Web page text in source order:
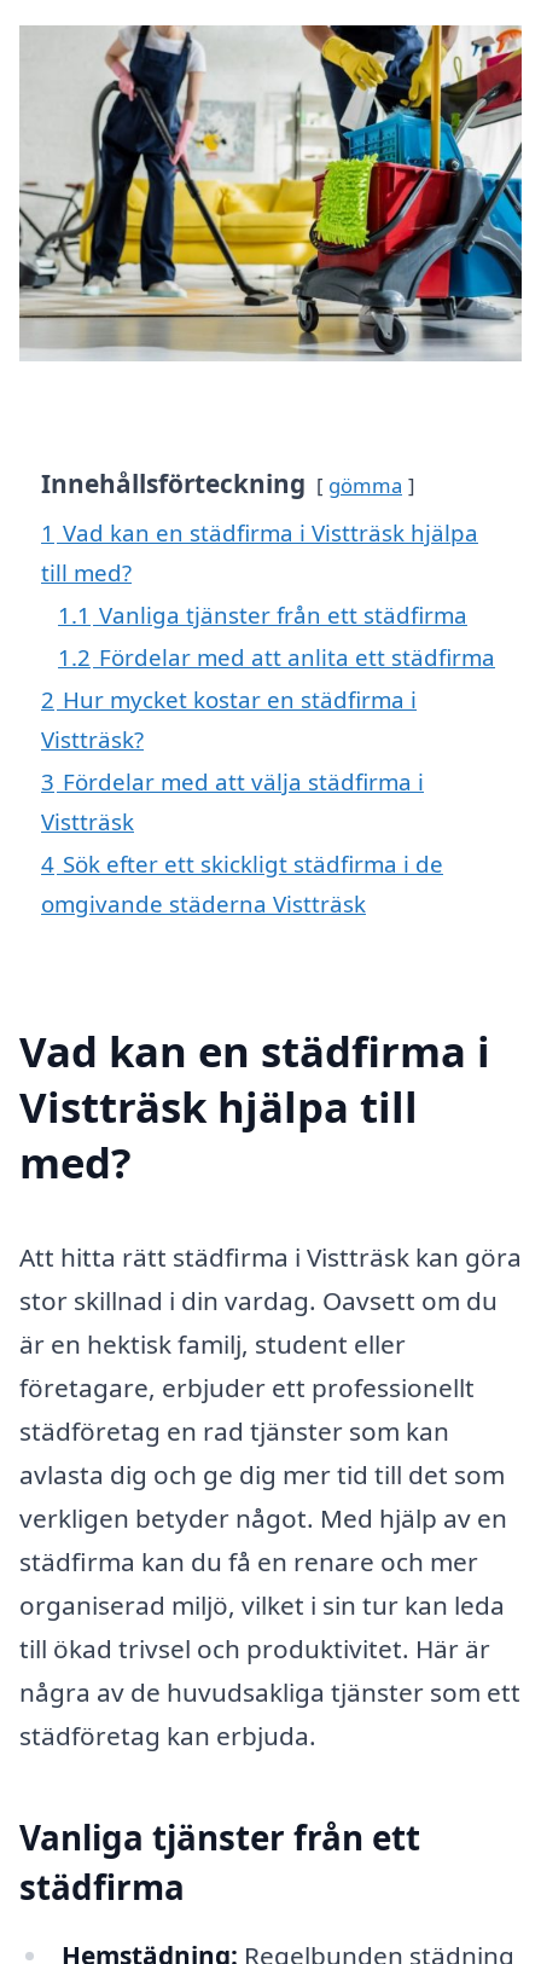
Innehållsförteckning gömma
1 Vad kan en städfirma i Vistträsk hjälpa
till med?
1.1 Vanliga tjänster från ett städfirma
1.2 Fördelar med att anlita ett städfirma
2 Hur mycket kostar en städfirma i
Vistträsk?
3 Fördelar med att välja städfirma i
Vistträsk
4 Sök efter ett skickligt städfirma i de
omgivande städerna Vistträsk
Vad kan en städfirma i
Vistträsk hjälpa till
med?
Att hitta rätt städfirma i Vistträsk kan göra
stor skillnad i din vardag. Oavsett om du
är en hektisk familj, student eller
företagare, erbjuder ett professionellt
städföretag en rad tjänster som kan
avlasta dig och ge dig mer tid till det som
verkligen betyder något. Med hjälp av en
städfirma kan du få en renare och mer
organiserad miljö, vilket i sin tur kan leda
till ökad trivsel och produktivitet. Här är
några av de huvudsakliga tjänster som ett
städföretag kan erbjuda.
Vanliga tjänster från ett
städfirma
Hemstädning: Regelbunden städning